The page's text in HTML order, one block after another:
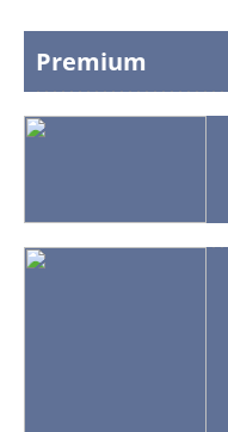
Premium